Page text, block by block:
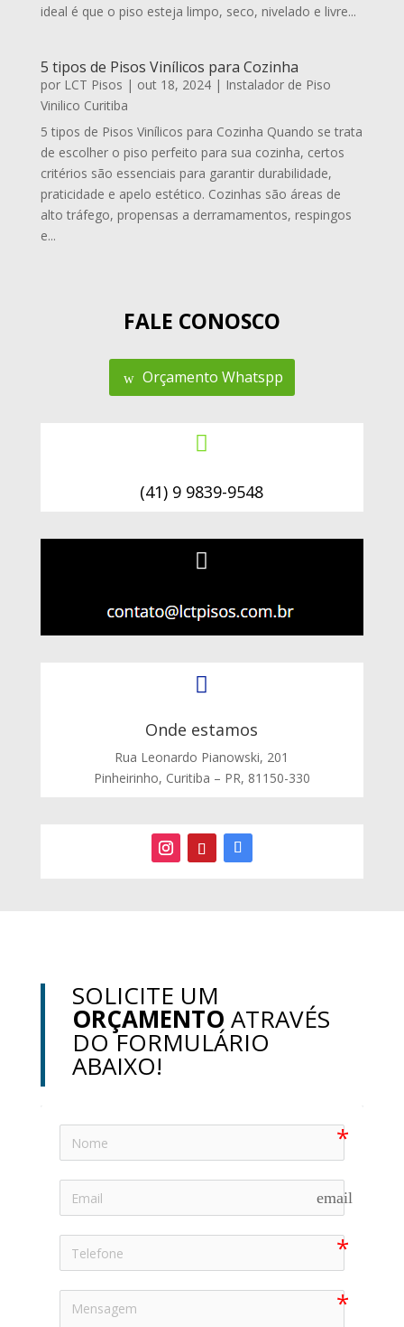
ideal é que o piso esteja limpo, seco, nivelado e livre...
5 tipos de Pisos Vinílicos para Cozinha
por LCT Pisos | out 18, 2024| Instalador de Piso
Vinilico Curitiba
5 tipos de Pisos Vinílicos para Cozinha Quando se trata
de escolher o piso perfeito para sua cozinha, certos
critérios são essenciais para garantir durabilidade,
praticidade e apelo estético. Cozinhas são áreas de
alto tráfego, propensas a derramamentos, respingos
e...
FALE CONOSCO
Orçamento Whatspp

(41) 9 9839-9548


Onde estamos
Rua Leonardo Pianowski, 201
Pinheirinho, Curitiba – PR, 81150-330
SOLICITE UM
ORÇAMENTO ATRAVÉS
DO FORMULÁRIO
ABAIXO!
email